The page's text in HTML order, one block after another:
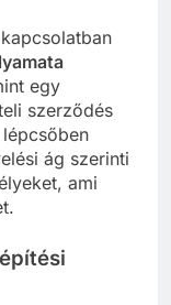
egy
szerződés
ág szerinti
ami